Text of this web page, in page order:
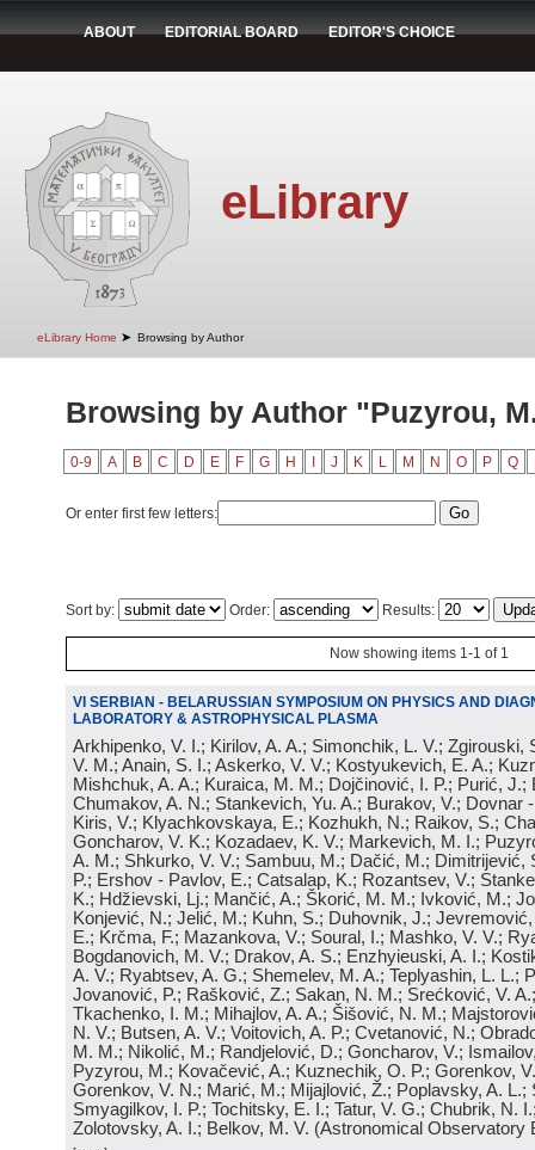
ABOUT EDITORIAL BOARD EDITOR'S CHOICE
eLibrary
eLibrary Home ➤ Browsing by Author
Browsing by Author "Puzyrou,
0-9 A B C D E F G H J K L M N O P Q
Or enter first few letters:
Sort by: Order: Results:
Now showing items 1-1 of 1
VI SERBIAN - BELARUSSIAN SYMPOSIUM ON PHYSICS AND
LABORATORY & ASTROPHYSICAL PLASMA
Arkhipenko, V. I.; Kirilov, A. A.; Simonchik, L. V.; Zgirouski,
V. M.; Anain, S. I.; Askerko, V. V.; Kostyukevich, E. A.;
Mishchuk, A. A.; Kuraica, M. M.; Dojčinović, I. P.; Purić, J.;
Chumakov, A. N.; Stankevich, Yu. A.; Burakov, V.; Dovnar
Kiris, V.; Klyachkovskaya, E.; Kozhukh, N.; Raikov, S.;
Goncharov, V. K.; Kozadaev, K. V.; Markevich, M. I.;
A. M.; Shkurko, V. V.; Sambuu, M.; Dačić, M.; Dimitrijević,
P.; Ershov - Pavlov, E.; Catsalap, K.; Rozantsev, V.;
K.; Hdžievski, Lj.; Mančić, A.; Škorić, M. M.; Ivković, M.;
Konjević, N.; Jelić, M.; Kuhn, S.; Duhovnik, J.;
E.; Krčma, F.; Mazankova, V.; Soural, I.; Mashko, V. V.;
Bogdanovich, M. V.; Drakov, A. S.; Enzhyieuski, A. I.;
A. V.; Ryabtsev, A. G.; Shemelev, M. A.; Teplyashin, L. L.;
Jovanović, P.; Rašković, Z.; Sakan, N. M.; Srećković, V.
Tkachenko, I. M.; Mihajlov, A. A.; Šišović, N. M.;
N. V.; Butsen, A. V.; Voitovich, A. P.; Cvetanović, N.;
M. M.; Nikolić, M.; Randjelović, D.; Goncharov, V.;
Pyzyrou, M.; Kovačević, A.; Kuznechik, O. P.; Gorenkov,
Gorenkov, V. N.; Marić, M.; Mijajlović, Ž.; Poplavsky, A. L.;
Smyagilkov, I. P.; Tochitsky, E. I.; Tatur, V. G.; Chubrik, N.
Zolotovsky, A. I.; Belkov, M. V. (Astronomical Observatory